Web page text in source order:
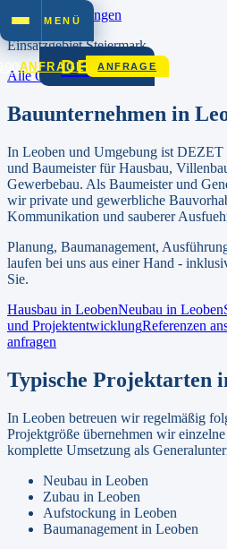
Zum Inhalt springen
MENÜ
DEZET
ANFRAGE ANFRAGE
EinsatzgebietSteiermark
Alle Orte inSteiermark
Bauunternehmen in
In Leoben und Umgebung ist
und Baumeister für Hausbau,
Gewerbebau. Als Baumeister und
wir private und gewerbliche
Kommunikation und sauberer
Planung, Baumanagement,
laufen bei uns aus einer Hand -
Sie.
Hausbau in LeobenNeubau in Leoben
und ProjektentwicklungReferenzen
anfragen
Typische Projektarten
In Leoben betreuen wir regelmäßig
Projektgröße übernehmen wir
komplette Umsetzung als
Neubau in Leoben
Zubau in Leoben
Aufstockung in Leoben
Baumanagement in Leoben